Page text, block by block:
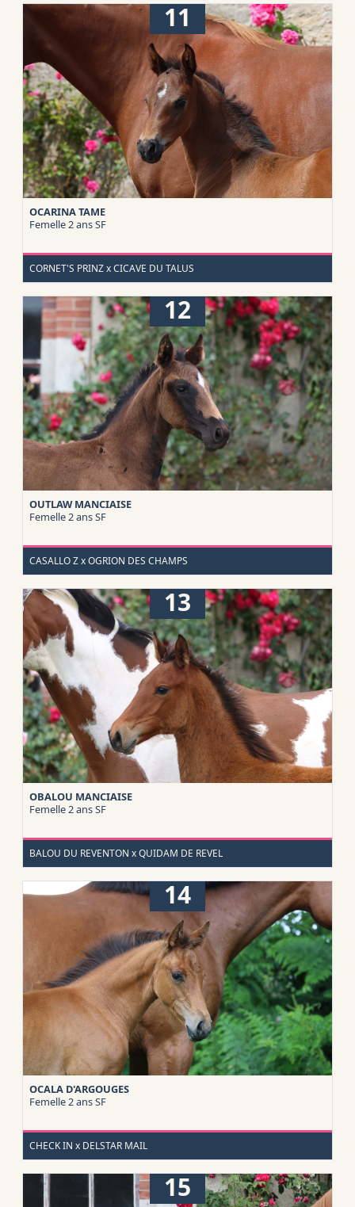
11
OCARINA TAME
Femelle 2 ansSF
CORNET'S PRINZ x CICAVE DU TALUS
12
OUTLAW MANCIAISE
Femelle 2 ansSF
CASALLO Z x OGRION DES CHAMPS
13
OBALOU MANCIAISE
Femelle 2 ansSF
BALOU DU REVENTON x QUIDAM DE REVEL
14
OCALA D'ARGOUGES
Femelle 2 ansSF
CHECK IN x DELSTAR MAIL
15